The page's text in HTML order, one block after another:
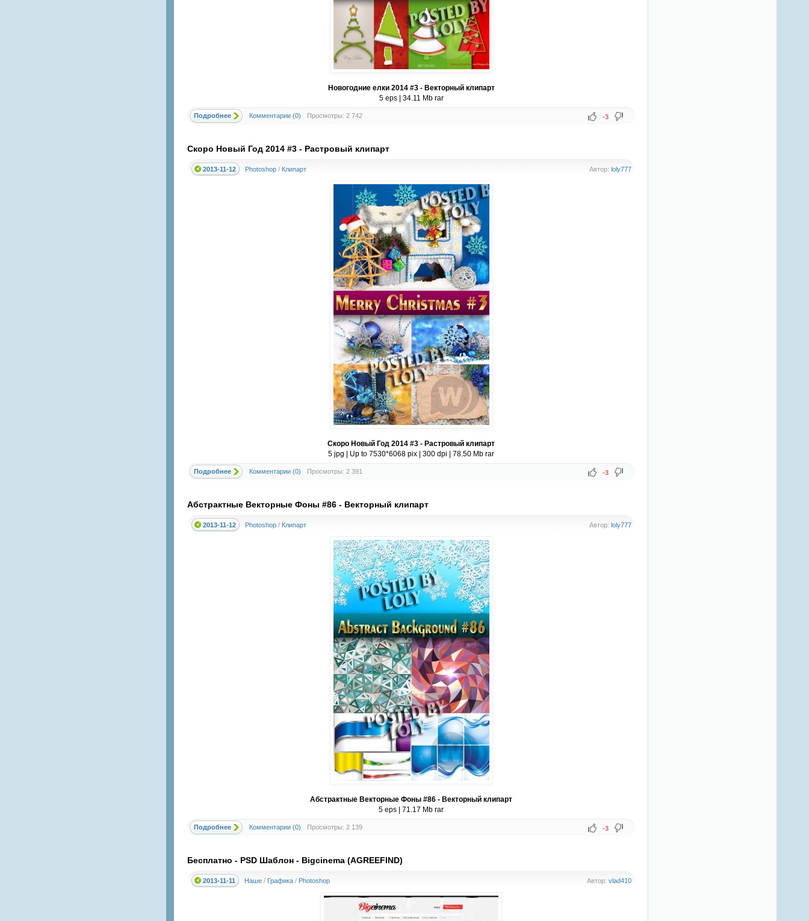
Новогодние елки 2014 #3 - Векторный клипарт
5 eps | 34.11 Mb rar
-3
Подробнее Комментарии (0) Просмотры: 2 742
Скоро Новый Год 2014 #3 - Растровый клипарт
Автор:loly777
2013-11-12 Photoshop/ Клипарт
Скоро Новый Год 2014 #3 - Растровый клипарт
5 jpg | Up to 7530*6068 pix | 300 dpi | 78.50 Mb rar
-3
Подробнее Комментарии (0) Просмотры: 2 391
Абстрактные Векторные Фоны #86 - Векторный клипарт
Автор:loly777
2013-11-12 Photoshop/ Клипарт
Абстрактные Векторные Фоны #86 - Векторный клипарт
5 eps | 71.17 Mb rar
-3
Подробнее Комментарии (0) Просмотры: 2 139
Бесплатно - PSD Шаблон - Bigcinema (AGREEFIND)
Автор:vlad410
2013-11-11 Наше/ Графика/ Photoshop